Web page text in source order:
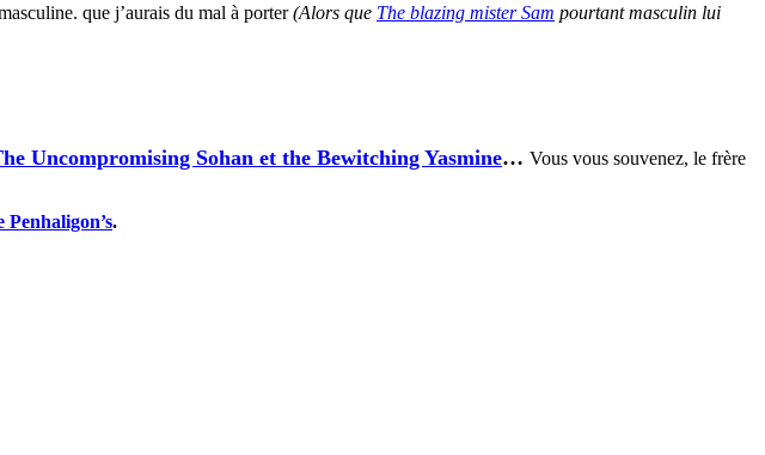
que j’aurais du mal à porter(Alors que The blazing mister Sam pourtant masculin lui
Uncompromising Sohan et the Bewitching Yasmine… Vous vous souvenez, le frère
Penhaligon’s.